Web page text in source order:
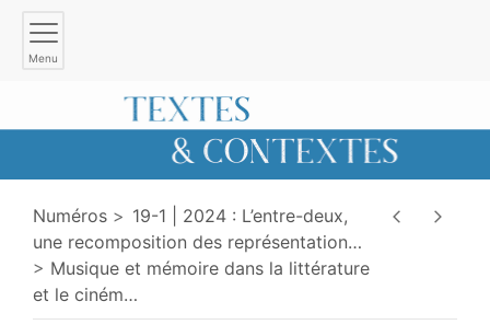
Menu
Numéros
19-1 | 2024 : L’entre-deux,
une recomposition des représentation…
Musique et mémoire dans la littérature
et le ciném…